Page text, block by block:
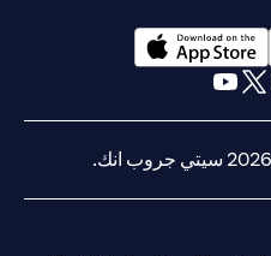
(opens in a new tab)